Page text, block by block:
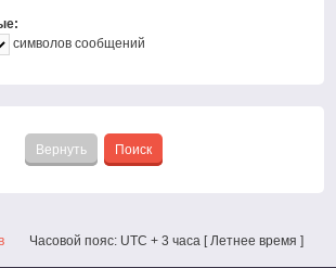
символов сообщений
Часовой пояс: UTC + 3 часа [ Летнее время ]